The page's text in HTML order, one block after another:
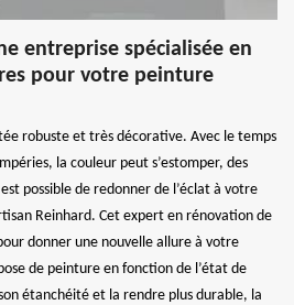
entreprise spécialisée en
pour votre peinture
robuste et très décorative. Avec le temps
la couleur peut s’estomper, des
possible de redonner de l’éclat à votre
Reinhard. Cet expert en rénovation de
donner une nouvelle allure à votre
de peinture en fonction de l’état de
étanchéité et la rendre plus durable, la